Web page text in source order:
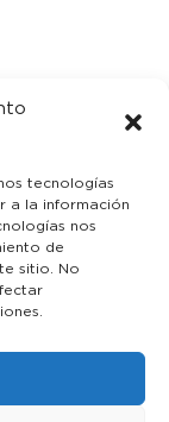
tecnologías
a la información
nos
de
sitio. No